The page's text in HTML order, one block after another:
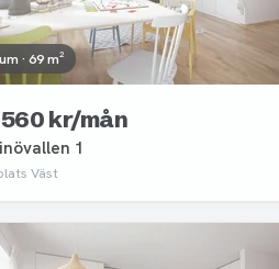
· 69 m²
560 kr/mån
1
Väst